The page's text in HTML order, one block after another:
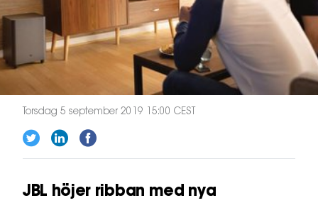
Torsdag 5 september 2019 15:00 CEST
JBL höjer ribban med nya